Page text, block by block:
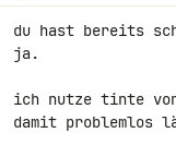
du hast bereits
ja.
ich nutze tinte von
damit problemlos